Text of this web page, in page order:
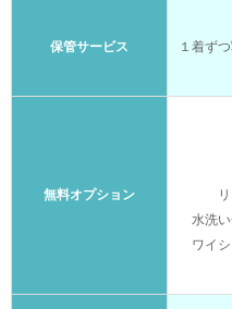
保管サービス
１着ず
無料オプション
水洗
ワイ